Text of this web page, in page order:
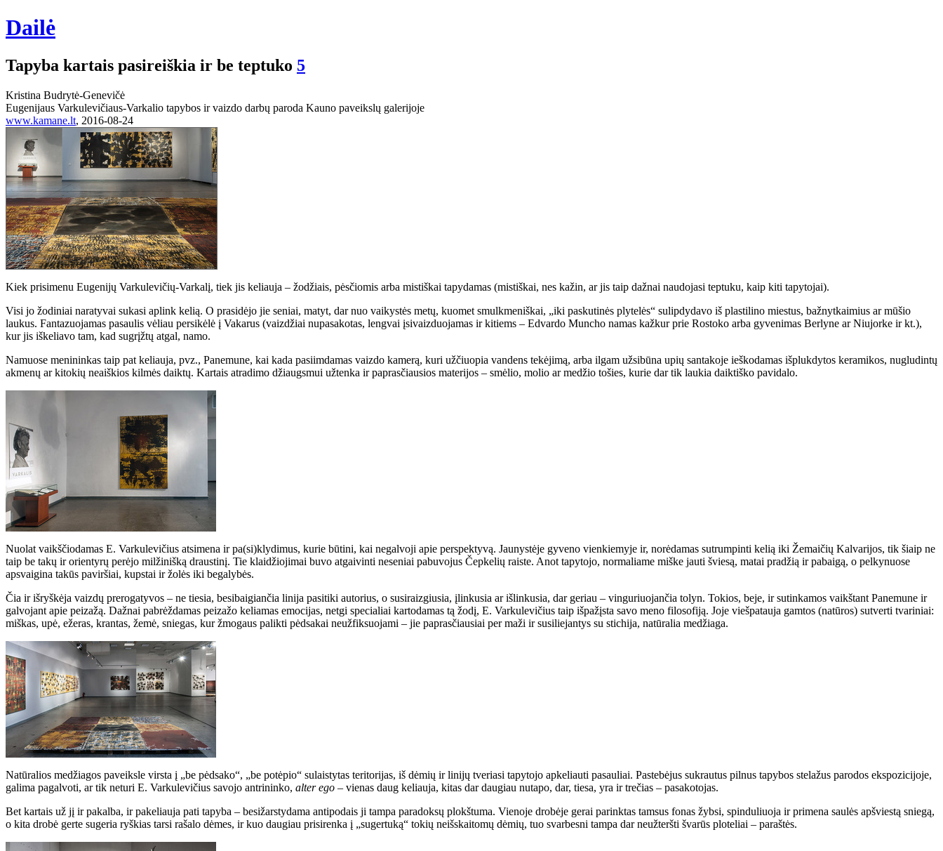
Dailė
Tapyba kartais pasireiškia ir be teptuko 5
Kristina Budrytė-Genevičė
Eugenijaus Varkulevičiaus-Varkalio tapybos ir vaizdo darbų paroda Kauno paveikslų galerijoje
www.kamane.lt, 2016-08-24
Kiek prisimenu Eugenijų Varkulevičių-Varkalį, tiek jis keliauja – žodžiais, pėsčiomis arba mistiškai tapydamas (mistiškai, nes kažin, ar jis taip dažnai naudojasi teptuku, kaip kiti tapytojai).
Visi jo žodiniai naratyvai sukasi aplink kelią. O prasidėjo jie seniai, matyt, dar nuo vaikystės metų, kuomet smulkmeniškai, „iki paskutinės plytelės“ sulipdydavo iš plastilino miestus, bažnytkaimius ar mūšio
laukus. Fantazuojamas pasaulis vėliau persikėlė į Vakarus (vaizdžiai nupasakotas, lengvai įsivaizduojamas ir kitiems – Edvardo Muncho namas kažkur prie Rostoko arba gyvenimas Berlyne ar Niujorke ir kt.),
kur jis iškeliavo tam, kad sugrįžtų atgal, namo.
Namuose menininkas taip pat keliauja, pvz., Panemune, kai kada pasiimdamas vaizdo kamerą, kuri užčiuopia vandens tekėjimą, arba ilgam užsibūna upių santakoje ieškodamas išplukdytos keramikos, nugludintų
akmenų ar kitokių neaiškios kilmės daiktų. Kartais atradimo džiaugsmui užtenka ir paprasčiausios materijos – smėlio, molio ar medžio tošies, kurie dar tik laukia daiktiško pavidalo.
Nuolat vaikščiodamas E. Varkulevičius atsimena ir pa(si)klydimus, kurie būtini, kai negalvoji apie perspektyvą. Jaunystėje gyveno vienkiemyje ir, norėdamas sutrumpinti kelią iki Žemaičių Kalvarijos, tik šiaip ne
taip be takų ir orientyrų perėjo milžinišką draustinį. Tie klaidžiojimai buvo atgaivinti neseniai pabuvojus Čepkelių raiste. Anot tapytojo, normaliame miške jauti šviesą, matai pradžią ir pabaigą, o pelkynuose
apsvaigina takūs paviršiai, kupstai ir žolės iki begalybės.
Čia ir išryškėja vaizdų prerogatyvos – ne tiesia, besibaigiančia linija pasitiki autorius, o susiraizgiusia, įlinkusia ar išlinkusia, dar geriau – vinguriuojančia tolyn. Tokios, beje, ir sutinkamos vaikštant Panemune ir
galvojant apie peizažą. Dažnai pabrėždamas peizažo keliamas emocijas, netgi specialiai kartodamas tą žodį, E. Varkulevičius taip išpažįsta savo meno filosofiją. Joje viešpatauja gamtos (natūros) sutverti tvariniai:
miškas, upė, ežeras, krantas, žemė, sniegas, kur žmogaus palikti pėdsakai neužfiksuojami – jie paprasčiausiai per maži ir susiliejantys su stichija, natūralia medžiaga.
Natūralios medžiagos paveiksle virsta į „be pėdsako“, „be potėpio“ sulaistytas teritorijas, iš dėmių ir linijų tveriasi tapytojo apkeliauti pasauliai. Pastebėjus sukrautus pilnus tapybos stelažus parodos ekspozicijoje,
galima pagalvoti, ar tik neturi E. Varkulevičius savojo antrininko, alter ego – vienas daug keliauja, kitas dar daugiau nutapo, dar, tiesa, yra ir trečias – pasakotojas.
Bet kartais už jį ir pakalba, ir pakeliauja pati tapyba – besižarstydama antipodais ji tampa paradoksų plokštuma. Vienoje drobėje gerai parinktas tamsus fonas žybsi, spinduliuoja ir primena saulės apšviestą sniegą,
o kita drobė gerte sugeria ryškias tarsi rašalo dėmes, ir kuo daugiau prisirenka į „sugertuką“ tokių neišskaitomų dėmių, tuo svarbesni tampa dar neužteršti švarūs ploteliai – paraštės.